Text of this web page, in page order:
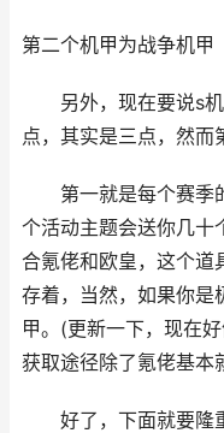
第二个机甲为战争机甲
另外，现在要说s机
点，其实是三点，然而
第一就是每个赛季
个活动主题会送你几十
合氪佬和欧皇，这个道
存着，当然，如果你是
甲。(更新一下，现在
获取途径除了氪佬基本
好了，下面就要隆